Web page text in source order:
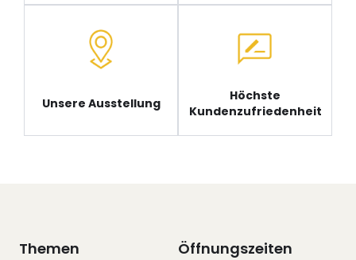
Unsere Ausstellung
Höchste
Kundenzufriedenheit
Themen Öffnungszeiten